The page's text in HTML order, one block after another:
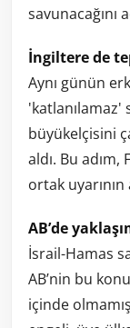
savunacağını
İngiltere de
Aynı günün
'katlanılamaz'
büyükelçisini
aldı. Bu
ortak
AB’de
İsrail-Hamas
AB’nin bu
içinde